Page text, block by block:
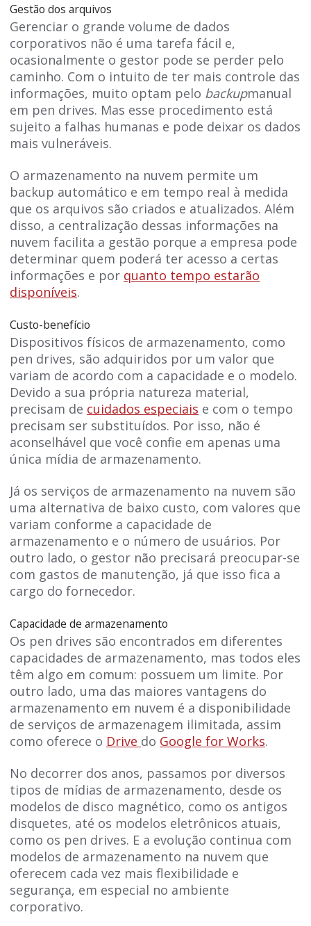
Gestão dos arquivos
Gerenciar o grande volume de dados
corporativos não é uma tarefa fácil e,
ocasionalmente o gestor pode se perder pelo
caminho. Com o intuito de ter mais controle das
informações, muito optam pelo backupmanual
em pen drives. Mas esse procedimento está
sujeito a falhas humanas e pode deixar os dados
mais vulneráveis.
O armazenamento na nuvem permite um
backup automático e em tempo real à medida
que os arquivos são criados e atualizados. Além
disso, a centralização dessas informações na
nuvem facilita a gestão porque a empresa pode
determinar quem poderá ter acesso a certas
informações e por quanto tempo estarão
disponíveis.
Custo-benefício
Dispositivos físicos de armazenamento, como
pen drives, são adquiridos por um valor que
variam de acordo com a capacidade e o modelo.
Devido a sua própria natureza material,
precisam de cuidados especiais e com o tempo
precisam ser substituídos. Por isso, não é
aconselhável que você confie em apenas uma
única mídia de armazenamento.
Já os serviços de armazenamento na nuvem são
uma alternativa de baixo custo, com valores que
variam conforme a capacidade de
armazenamento e o número de usuários. Por
outro lado, o gestor não precisará preocupar-se
com gastos de manutenção, já que isso fica a
cargo do fornecedor.
Capacidade de armazenamento
Os pen drives são encontrados em diferentes
capacidades de armazenamento, mas todos eles
têm algo em comum: possuem um limite. Por
outro lado, uma das maiores vantagens do
armazenamento em nuvem é a disponibilidade
de serviços de armazenagem ilimitada, assim
como oferece o Drive do Google for Works.
No decorrer dos anos, passamos por diversos
tipos de mídias de armazenamento, desde os
modelos de disco magnético, como os antigos
disquetes, até os modelos eletrônicos atuais,
como os pen drives. E a evolução continua com
modelos de armazenamento na nuvem que
oferecem cada vez mais flexibilidade e
segurança, em especial no ambiente
corporativo.